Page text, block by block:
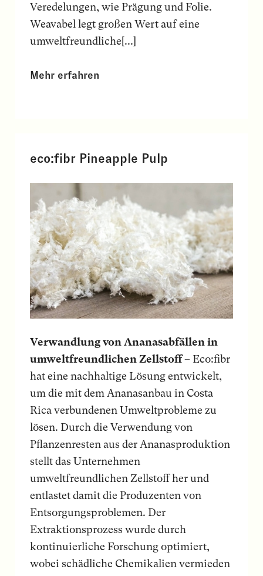
Veredelungen, wie Prägung und Folie.
Weavabel legt großen Wert auf eine
umweltfreundliche[...]
Mehr erfahren
eco:fibr Pineapple Pulp
Verwandlung von Ananasabfällen in
umweltfreundlichen Zellstoff– Eco:fibr
hat eine nachhaltige Lösung entwickelt,
um die mit dem Ananasanbau in Costa
Rica verbundenen Umweltprobleme zu
lösen. Durch die Verwendung von
Pflanzenresten aus der Ananasproduktion
stellt das Unternehmen
umweltfreundlichen Zellstoff her und
entlastet damit die Produzenten von
Entsorgungsproblemen. Der
Extraktionsprozess wurde durch
kontinuierliche Forschung optimiert,
wobei schädliche Chemikalien vermieden